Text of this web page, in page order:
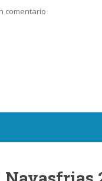
comentario